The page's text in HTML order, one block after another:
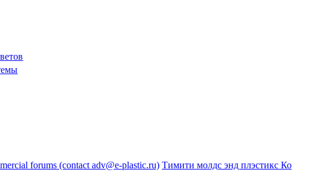
forums (contact adv@e-plastic.ru) Тимити молдс энд плэстикс Ко